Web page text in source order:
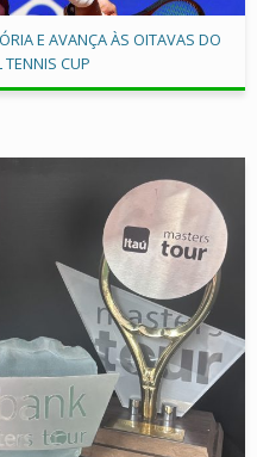
E AVANÇA ÀS OITAVAS DO
TENNIS CUP